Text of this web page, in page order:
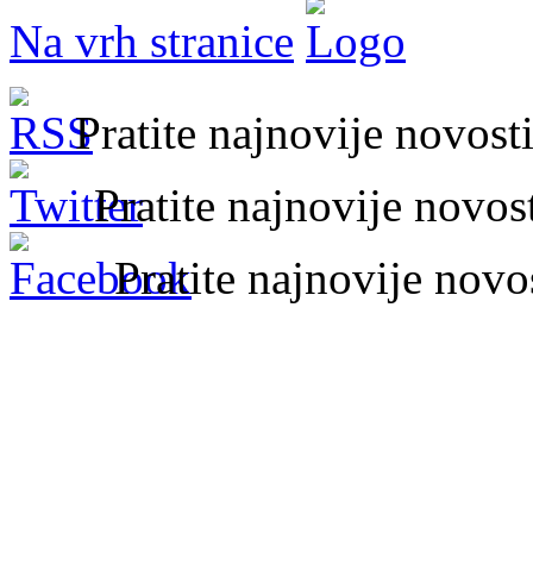
Na vrh stranice
Pratite najnovije
Pratite najnovije
Pratite najnovije